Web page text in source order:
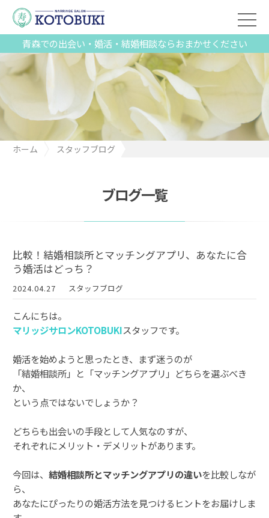
青森での出会い・婚活・結婚相談ならおまかせください
ホーム
スタッフブログ
ブログ一覧
比較！結婚相談所とマッチングアプリ、あなたに合
う婚活はどっち？
2024.04.27 スタッフブログ
こんにちは。
マリッジサロンKOTOBUKIスタッフです。
婚活を始めようと思ったとき、まず迷うのが
「結婚相談所」と「マッチングアプリ」どちらを選ぶべき
か、
という点ではないでしょうか？
どちらも出会いの手段として人気なのすが、
それぞれにメリット・デメリットがあります。
今回は、 結婚相談所とマッチングアプリの違いを比較しなが
ら、
あなたにぴったりの婚活方法を見つけるヒントをお届けしま